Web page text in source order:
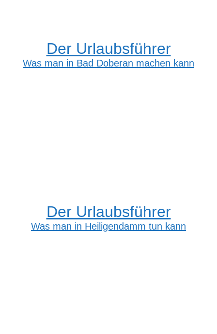
Der Urlaubsführer
Was man in Bad Doberan machen kann
Der Urlaubsführer
Was man in Heiligendamm tun kann